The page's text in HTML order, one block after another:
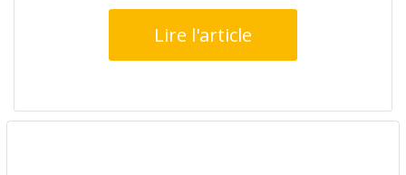
Lire l'article